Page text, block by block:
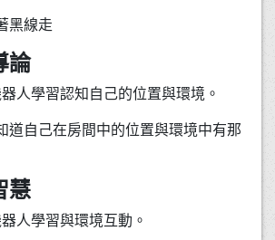
黑線走
論
人學習認知自己的位置與環境。
道自己在房間中的位置與環境中有那
慧
人學習與環境互動。